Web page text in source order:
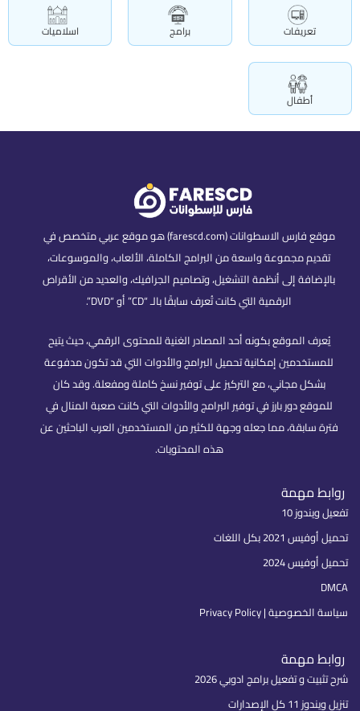
تعريفات برامج اسلاميات
أطفال
موقع فارس الاسطوانات (farescd.com) هو موقع عربي متخصص في
تقديم مجموعة واسعة من البرامج الكاملة، الألعاب، والموسوعات،
بالإضافة إلى أنظمة التشغيل، وتصاميم الجرافيك، والعديد من الأقراص
الرقمية التي كانت تُعرف سابقًا بالـ “CD” أو “DVD”.
يُعرف الموقع بكونه أحد المصادر الغنية للمحتوى الرقمي، حيث يتيح
للمستخدمين إمكانية تحميل البرامج والأدوات التي قد تكون مدفوعة
بشكل مجاني، مع التركيز على توفير نسخ كاملة ومفعلة. وقد كان
للموقع دور بارز في توفير البرامج والأدوات التي كانت صعبة المنال في
فترة سابقة، مما جعله وجهة للكثير من المستخدمين العرب الباحثين عن
هذه المحتويات.
روابط مهمة
تفعيل ويندوز 10
تحميل أوفيس 2021 بكل اللغات
تحميل أوفيس 2024
DMCA
سياسة الخصوصية | Privacy Policy
روابط مهمة
شرح تثبيت و تفعيل برامج ادوبي 2026
تنزيل ويندوز 11 كل الإصدارات